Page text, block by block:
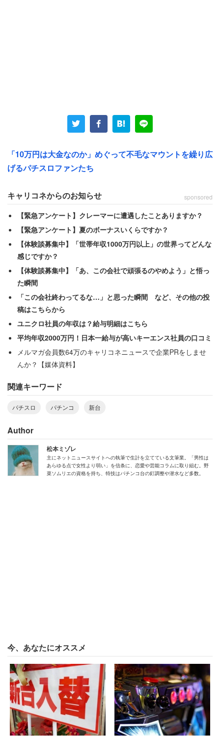
完成度を誇っているんだけども、肝心のその演出しかり、
うのだ。
台となり、準新台が何の看板も持たないただの設置機種に
なってしまうまでの期間を指す。
ユーザーとしては、せっかく「これは面白いぞ」という台
に出会ったとしても、これをしゃぶり尽くして勝った・負
けたをアレコレ言う前に撤去されてしまうのは、やっぱり
勿体ないと思ってしまう。
それこそ先日、5ちゃんねるにも「パチンコメーカーは新
台出しすぎ。新台なんて1年に数台でいいのに」なんて書
き込みがあった。
これを書いた人は「新台出すぎはあると思うわ。SEED出
三洋みたくスペック違いやリメイクで埋めるならまだし
実際、少し前には『機動戦士ガンダムSEED』のパチンコ
が鳴り物入りで全国導入されたが、どうもスペックがダメ
だったみたいで大コケしたようだ。いかに版権が強くても
が入っているということは、元々設置されていた機種のい
ずれかが撤去されたということ。ハコは変わらないので、
自然と陳列している中身を取り換えるということになる。
そうするとやっぱり「あ、もう撤去されたんだ、あの台。
まだ数か月しか設置してなかったのに」みたいな機種も出
てしまう。SDGsが叫ばれる昨今において、こんなに資源
「10万円は大金なのか」めぐって不毛なマウントを繰り広
げるパチスロファンたち
キャリコネからのお知らせ sponsored
【緊急アンケート】クレーマーに遭遇したことありますか？
【緊急アンケート】夏のボーナスいくらですか？
【体験談募集中】「世帯年収1000万円以上」の世界ってどんな
感じですか？
【体験談募集中】「あ、この会社で頑張るのやめよう」と悟っ
た瞬間
「この会社終わってるな…」と思った瞬間 など、その他の投
稿はこちらから
ユニクロ社員の年収は？給与明細はこちら
平均年収2000万円！日本一給与が高いキーエンス社員の口コミ
メルマガ会員数64万のキャリコネニュースで企業PRをしませ
んか？【媒体資料】
関連キーワード
パチスロ パチンコ 新台
Author
松本ミゾレ
主にネットニュースサイトへの執筆で生計を立てている文筆業。「男性は
あらゆる点で女性より弱い」を信条に、恋愛や芸能コラムに取り組む。野
菜ソムリエの資格を持ち、特技はパチンコ台の釘調整や潜水など多数。
今、あなたにオススメ